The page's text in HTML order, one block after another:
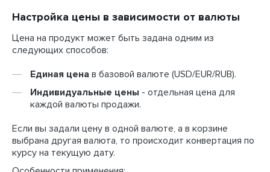
Настройка цены в зависимости от валюты
Цена на продукт может быть задана одним из
следующих способов:
Единая цена в базовой валюте (USD/EUR/RUB).
Индивидуальные цены - отдельная цена для
каждой валюты продажи.
Если вы задали цену в одной валюте, а в корзине
выбрана другая валюта, то происходит конвертация по
курсу на текущую дату.